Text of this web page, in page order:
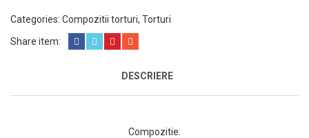
Categories: Compozitii torturi, Torturi
Share item:
DESCRIERE
Compozitie: